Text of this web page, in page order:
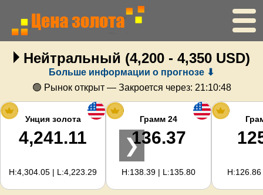
Главная
Цена золота
Цена серебра
Калькулятор золота
Для вебмастеров
Нейтральный (4,200 - 4,350 USD)
Больше информации о прогнозе ⬇
🟢 Рынок открыт — Закроется через: 21:10:48
Унция золота
4,241.11
H:4,304.05 | L:4,223.29
Грамм 24
136.37
H:138.39 | L:135.80
❯